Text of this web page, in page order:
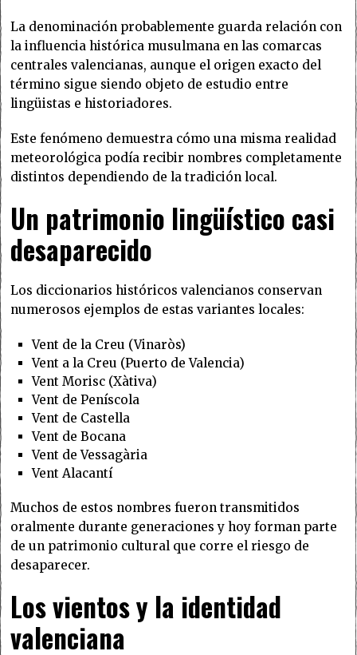
La denominación probablemente guarda relación con
la influencia histórica musulmana en las comarcas
centrales valencianas, aunque el origen exacto del
término sigue siendo objeto de estudio entre
lingüistas e historiadores.
Este fenómeno demuestra cómo una misma realidad
meteorológica podía recibir nombres completamente
distintos dependiendo de la tradición local.
Un patrimonio lingüístico casi
desaparecido
Los diccionarios históricos valencianos conservan
numerosos ejemplos de estas variantes locales:
Vent de la Creu (Vinaròs)
Vent a la Creu (Puerto de Valencia)
Vent Morisc (Xàtiva)
Vent de Peníscola
Vent de Castella
Vent de Bocana
Vent de Vessagària
Vent Alacantí
Muchos de estos nombres fueron transmitidos
oralmente durante generaciones y hoy forman parte
de un patrimonio cultural que corre el riesgo de
desaparecer.
Los vientos y la identidad
valenciana